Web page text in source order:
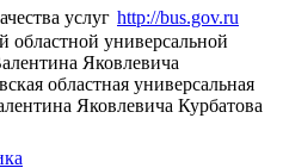
http://bus.gov.ru
универсальной
Яковлевича
областная универсальная
Яковлевича Курбатова